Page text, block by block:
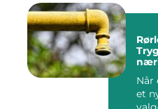
Når
et